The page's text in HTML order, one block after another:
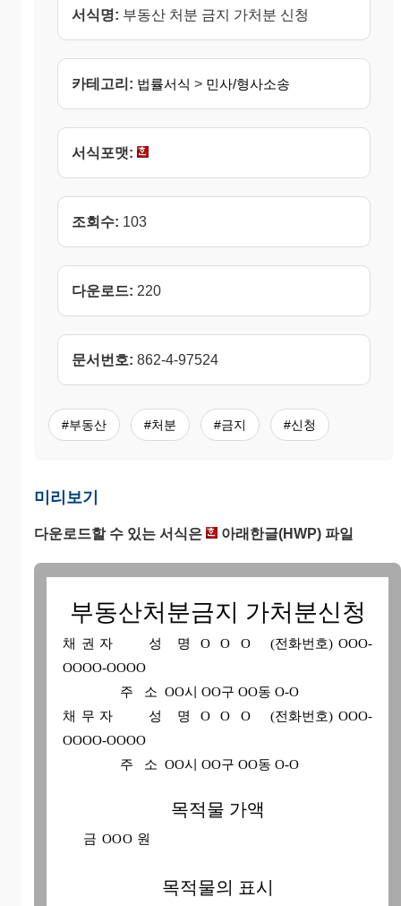
서식명: 부동산 처분 금지 가처분 신청
카테고리: 법률서식 > 민사/형사소송
서식포맷:
조회수: 103
다운로드: 220
문서번호: 862-4-97524
#부동산 #처분 #금지 #신청
미리보기
다운로드할 수 있는 서식은 아래한글(HWP) 파일
부동산처분금지 가처분신청
채 권 자
성 명 O O O (전화번호) OOO-
OOOO-OOOO
주 소 OO시 OO구 OO동 O-O
채 무 자
성 명 O O O (전화번호) OOO-
OOOO-OOOO
주 소 OO시 OO구 OO동 O-O
목적물 가액
금 OOO 원
목적물의 표시